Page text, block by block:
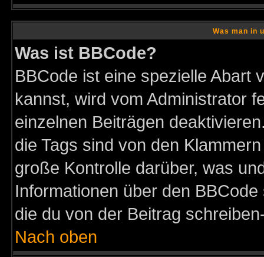
Was man in
Was ist BBCode?
BBCode ist eine spezielle Abart
kannst, wird vom Administrator
einzelnen Beiträgen
die Tags sind von den
große Kontrolle darüber, was
Informationen über den
die du von der Beitrag
Nach oben